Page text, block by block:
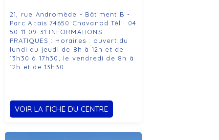
21, rue Andromède - Bâtiment B -
Parc Altaïs 74650 Chavanod Tél : 04
50 11 09 31 INFORMATIONS
PRATIQUES : Horaires : ouvert du
lundi au jeudi de 8h à 12h et de
13h30 à 17h30, le vendredi de 8h à
12h et de 13h30…
VOIR LA FICHE DU CENTRE